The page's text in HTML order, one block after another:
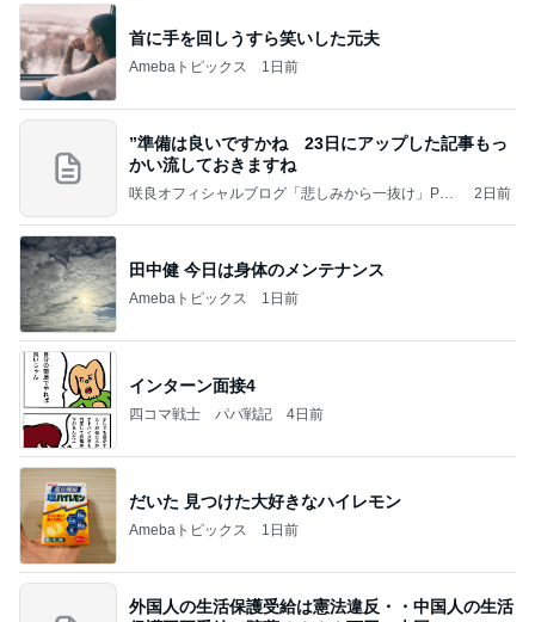
首に手を回しうすら笑いした元夫
Amebaトピックス 1日前
”準備は良いですかね 23日にアップした記事もっ
かい流しておきますね
咲良オフィシャルブログ「悲しみから一抜け」Pow
2日前
田中健 今日は身体のメンテナンス
Amebaトピックス 1日前
インターン面接4
四コマ戦士 パパ戦記 4日前
だいた 見つけた大好きなハイレモン
Amebaトピックス 1日前
外国人の生活保護受給は憲法違反・・中国人の生活